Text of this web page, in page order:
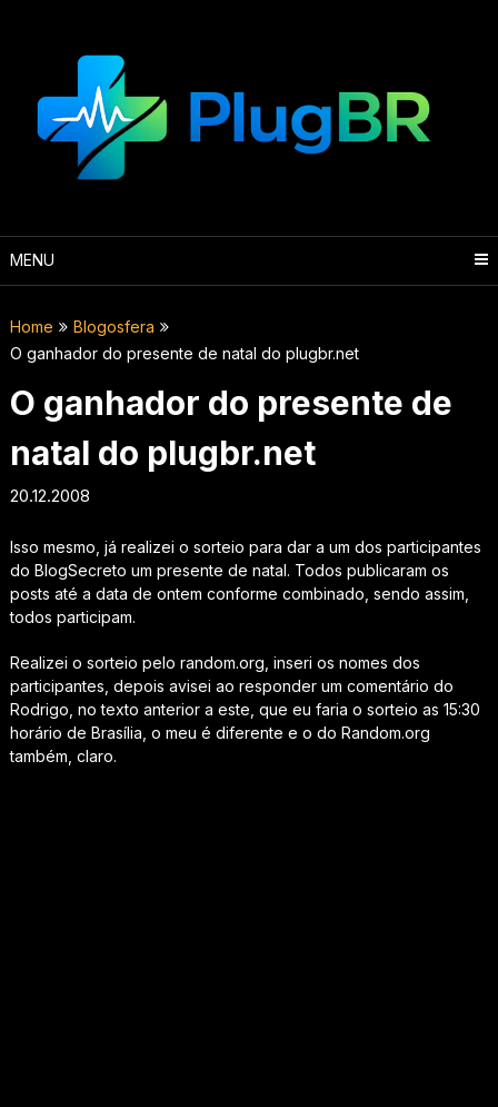
MENU
Home
Blogosfera
O ganhador do presente de natal do plugbr.net
O ganhador do presente de
natal do plugbr.net
20.12.2008
Isso mesmo, já realizei o sorteio para dar a um dos participantes
do BlogSecreto um presente de natal. Todos publicaram os
posts até a data de ontem conforme combinado, sendo assim,
todos participam.
Realizei o sorteio pelo random.org, inseri os nomes dos
participantes, depois avisei ao responder um comentário do
Rodrigo, no texto anterior a este, que eu faria o sorteio as 15:30
horário de Brasília, o meu é diferente e o do Random.org
também, claro.